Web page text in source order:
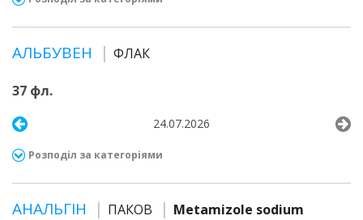
АЛЬБУВЕН ФЛАК
37 фл.
24.07.2026
Розподіл за категоріями
АНАЛЬГІН ПАКОВ Metamizole sodium